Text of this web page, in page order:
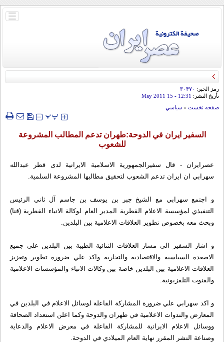
باز
رمز الخبر: ۳۰۴۷۰
تأريخ النشر: 12:31
- 15 May 2011
صفحه نخست » سياسي
‍‍‍ پپ
السفير ايران في الدوحة:طهران تدعم المطالب المشروعة
للشعوب
عصرايران - قال سفيرالجمهورية الاسلامية الايرانية لدى قطر عبدالله
سهرابي ان ايران تدعم الشعوب لتحقيق مطالبها المشروعة السلمية.
و اجتمع سهرابي مع الشيخ جبر بن يوسف بن جاسم آل ثاني الرئيس
التنفيذي لمؤسسة الاعلام القطرية المدير العام لوكالة الانباء القطرية (قنا)
وبحث معه بخصوص تطوير العلاقات الاعلامية بين البلدين.
و اشار السفير الي مسار العلاقات الثنائية الطيبة بين البلدين علي جميع
الاصعدة السياسية والاقتصادية والتجارية واكد علي ضرورة تطوير وتعزيز
العلاقات الاعلامية بين البلدين خاصة بين وكالات الانباء والمؤسسات الاعلامية
والقنوت التلفزيونية.
و اكد سهرابي علي ضرورة المشاركة الفاعلة لوسائل الاعلام في البلدين في
المعارض والندوات الاعلامية في طهران والدوحة وكما اعلن استعداد الصحافة
ووسائل الاعلام الايرانية للمشاركة الفاعلة في معرض الاعلام والدعاية
وصناعة النشر المقرر نهاية العام الميلادي في الدوحة.